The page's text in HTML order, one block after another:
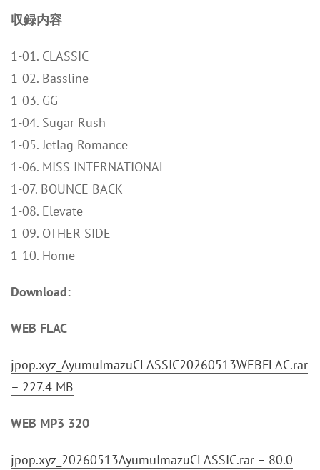
収録内容
1-01. CLASSIC
1-02. Bassline
1-03. GG
1-04. Sugar Rush
1-05. Jetlag Romance
1-06. MISS INTERNATIONAL
1-07. BOUNCE BACK
1-08. Elevate
1-09. OTHER SIDE
1-10. Home
Download:
WEB FLAC
jpop.xyz_AyumuImazuCLASSIC20260513WEBFLAC.rar
– 227.4 MB
WEB MP3 320
jpop.xyz_20260513AyumuImazuCLASSIC.rar – 80.0